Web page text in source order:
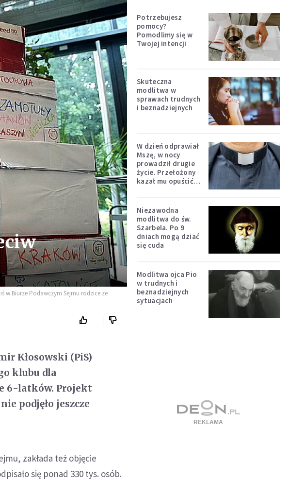
w Biurze Podawczym Sejmu rodzice ze
Kłosowski (PiS)
klubu dla
6-latków. Projekt
podjęło jeszcze
zakłada też objęcie
się ponad 330 tys. osób.
Potrzebujesz
pomocy?
Pomodlimy się w
Twojej intencji
Skuteczna
modlitwa w
sprawach trudnych
i beznadziejnych
W dzień odprawiał
Mszę, w nocy
prowadził drugie
życie. Przełożony
kazał mu opuścić
Niezawodna
modlitwa do św.
Szarbela. Po 9
dniach mogą dziać
się cuda
Modlitwa ojca Pio
w trudnych i
beznadziejnych
sytuacjach